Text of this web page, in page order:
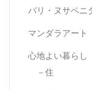
バリ・ヌサペニ
マンダラアート
心地よい暮らし
－住